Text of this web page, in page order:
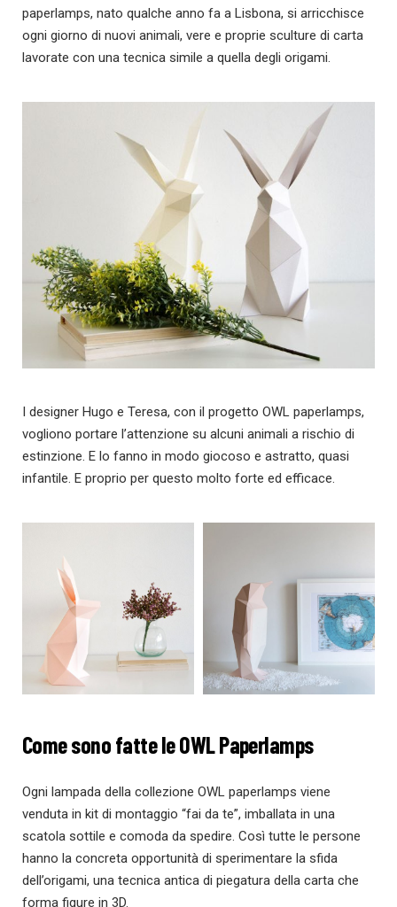
paperlamps, nato qualche anno fa a Lisbona, si arricchisce
ogni giorno di nuovi animali, vere e proprie sculture di carta
lavorate con una tecnica simile a quella degli origami.
I designer Hugo e Teresa, con il progetto OWL paperlamps,
vogliono portare l’attenzione su alcuni animali a rischio di
estinzione. E lo fanno in modo giocoso e astratto, quasi
infantile. E proprio per questo molto forte ed efficace.
Come sono fatte le OWL Paperlamps
Ogni lampada della collezione OWL paperlamps viene
venduta in kit di montaggio “fai da te”, imballata in una
scatola sottile e comoda da spedire. Così tutte le persone
hanno la concreta opportunità di sperimentare la sfida
dell’origami, una tecnica antica di piegatura della carta che
forma figure in 3D.